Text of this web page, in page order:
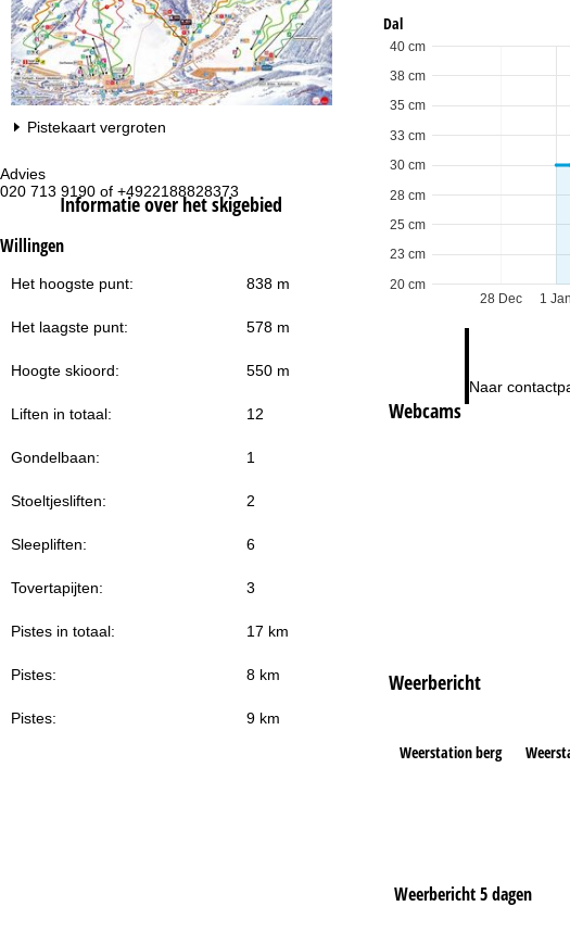
Advies
020 713 9190 of +4922188828373
ma-do:
za-zo:
Naar
Pistekaart vergroten
Informatie over het skigebied
Willingen
Het hoogste punt: 838 m
Het laagste punt: 578 m
Hoogte skioord: 550 m
Liften in totaal: 12
Gondelbaan: 1
Stoeltjesliften: 2
Sleepliften: 6
Tovertapijten: 3
Pistes in totaal: 17 km
Pistes: 8 km
Pistes: 9 km
Dal
1 Jan
28 Dec
20 cm
23 cm
25 cm
28 cm
30 cm
33 cm
35 cm
38 cm
40 cm
Webcams
Weerbericht
Weerstation berg
Weerbericht 5 dagen